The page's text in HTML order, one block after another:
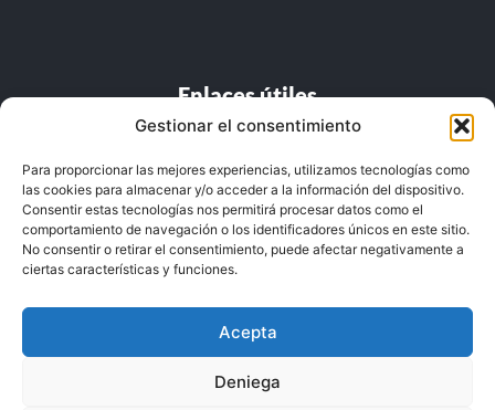
Gestionar el consentimiento
Para proporcionar las mejores experiencias, utilizamos tecnologías como
las cookies para almacenar y/o acceder a la información del dispositivo.
Consentir estas tecnologías nos permitirá procesar datos como el
comportamiento de navegación o los identificadores únicos en este sitio.
No consentir o retirar el consentimiento, puede afectar negativamente a
ciertas características y funciones.
Acepta
Deniega
Enlaces útiles
Lista de precios
Ubicación
Condiciones generales de uso